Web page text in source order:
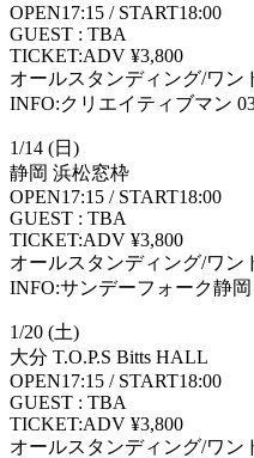
OPEN17:15 / START18:00
GUEST : TBA
TICKET:ADV ¥3,800
オールスタンディング/ワン
INFO:クリエイティブマン
1/14 (日)
静岡 浜松窓枠
OPEN17:15 / START18:00
GUEST : TBA
TICKET:ADV ¥3,800
オールスタンディング/ワン
INFO:サンデーフォーク静岡
1/20 (土)
大分 T.O.P.S Bitts HALL
OPEN17:15 / START18:00
GUEST : TBA
TICKET:ADV ¥3,800
オールスタンディング/ワン